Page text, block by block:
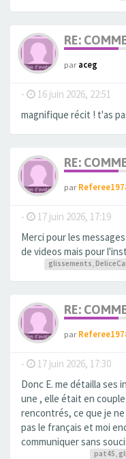
RE:
paraceg
- 16 juin 2026, 22:51
magnifique récit ! t'as
RE:
par
- 17 juin 2026, 17:19
Merci pour les
de videos mais pour
glissements,
RE:
par
- 17 juin 2026, 17:30
Donc E. me détailla ses
une , elle était en
rencontrés, ce que je ne
pas le français et moi
communiquer sans
pat45,